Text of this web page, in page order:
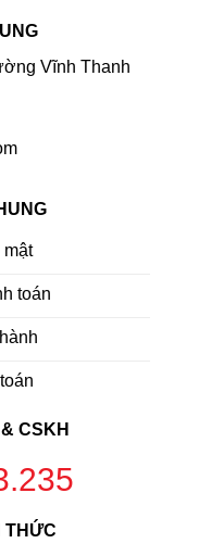
Vĩnh Thanh
mật
toán
CSKH
THỨC